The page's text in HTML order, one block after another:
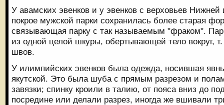
У авамских эвенков и у эвенков с верховьев Нижней
покрое мужской парки сохранилась более старая
связывающая парку с так называемым "фраком".
из одной целой шкуры, обертывающей тело вокруг,
швов.
У илимпийских эвенков была одежда, носившая
якутской. Это была шуба с прямым разрезом и
завязки; спинку кроили в талию, от пояса вниз до
посредине или делали разрез, иногда же вшивали